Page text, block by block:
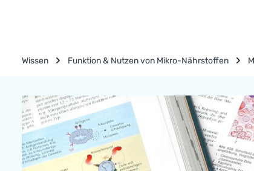
Wissen Funktion & Nutzen von Mikro-Nährstoffen
Nährstoff-Lexikon